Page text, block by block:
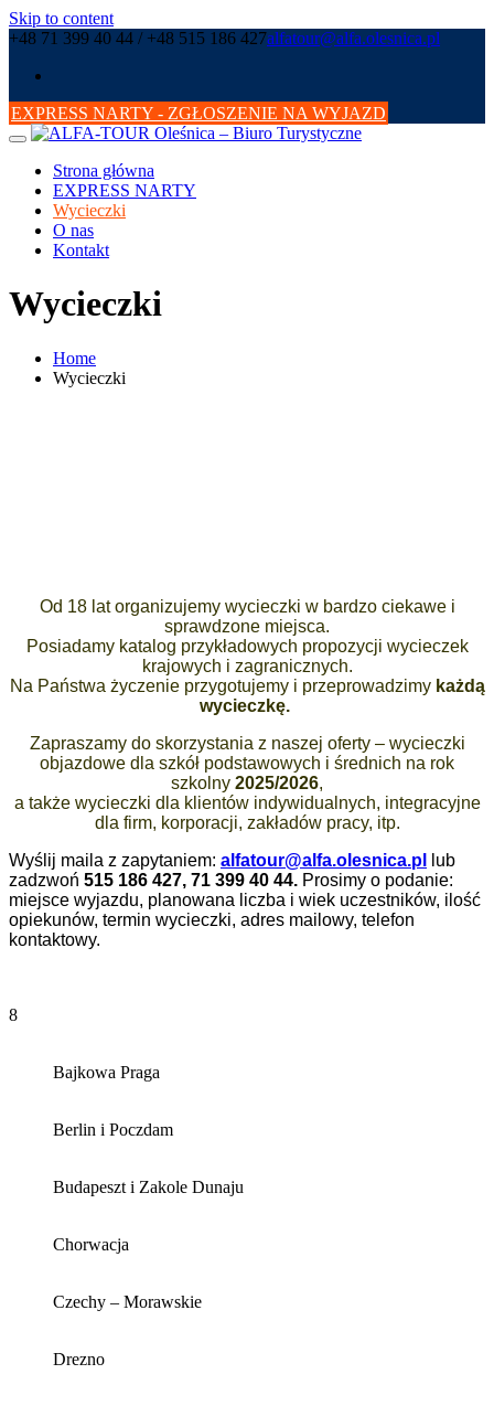
Skip to content
+48 71 399 40 44 / +48 515 186 427alfatour@alfa.olesnica.pl
EXPRESS NARTY - ZGŁOSZENIE NA WYJAZD
Strona główna
EXPRESS NARTY
Wycieczki
O nas
Kontakt
Wycieczki
Home
Wycieczki
Od 18 lat organizujemy wycieczki w bardzo ciekawe i
sprawdzone miejsca.
Posiadamy katalog przykładowych propozycji wycieczek
krajowych i zagranicznych.
Na Państwa życzenie przygotujemy i przeprowadzimy każdą
wycieczkę.
Zapraszamy do skorzystania z naszej oferty – wycieczki
objazdowe dla szkół podstawowych i średnich na rok
szkolny 2025/2026,
a także wycieczki dla klientów indywidualnych, integracyjne
dla firm, korporacji, zakładów pracy, itp.
Wyślij maila z zapytaniem: alfatour@alfa.olesnica.pl
lub
zadzwoń 515 186 427, 71 399 40 44. Prosimy o podanie:
miejsce wyjazdu, planowana liczba i wiek uczestników, ilość
opiekunów, termin wycieczki, adres mailowy, telefon
kontaktowy.
8
Bajkowa Praga
Berlin i Poczdam
Budapeszt i Zakole Dunaju
Chorwacja
Czechy – Morawskie
Drezno